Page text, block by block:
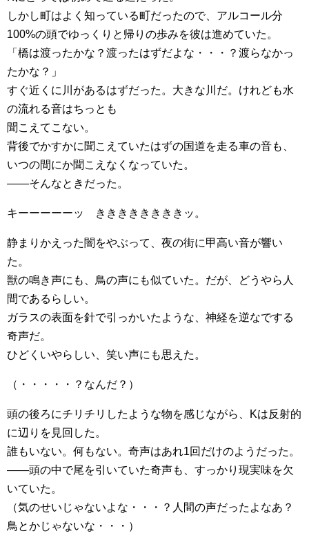
しかし町はよく知っている町だったので、アルコール分
100%の頭でゆっくりと帰りの歩みを彼は進めていた。
「橋は渡ったかな？渡ったはずだよな・・・？渡らなかっ
たかな？」
すぐ近くに川があるはずだった。大きな川だ。けれども水
の流れる音はちっとも
聞こえてこない。
背後でかすかに聞こえていたはずの国道を走る車の音も、
いつの間にか聞こえなくなっていた。
――そんなときだった。
キーーーーーッ ききききききききッ。
静まりかえった闇をやぶって、夜の街に甲高い音が響い
た。
獣の鳴き声にも、鳥の声にも似ていた。だが、どうやら人
間であるらしい。
ガラスの表面を針で引っかいたような、神経を逆なでする
奇声だ。
ひどくいやらしい、笑い声にも思えた。
（・・・・・？なんだ？）
頭の後ろにチリチリしたような物を感じながら、Kは反射的
に辺りを見回した。
誰もいない。何もない。奇声はあれ1回だけのようだった。
――頭の中で尾を引いていた奇声も、すっかり現実味を欠
いていた。
（気のせいじゃないよな・・・？人間の声だったよなあ？
鳥とかじゃないな・・・）